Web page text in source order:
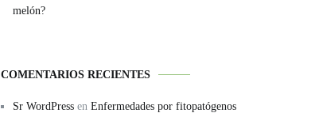
melón?
COMENTARIOS RECIENTES
Sr WordPress en Enfermedades por fitopatógenos